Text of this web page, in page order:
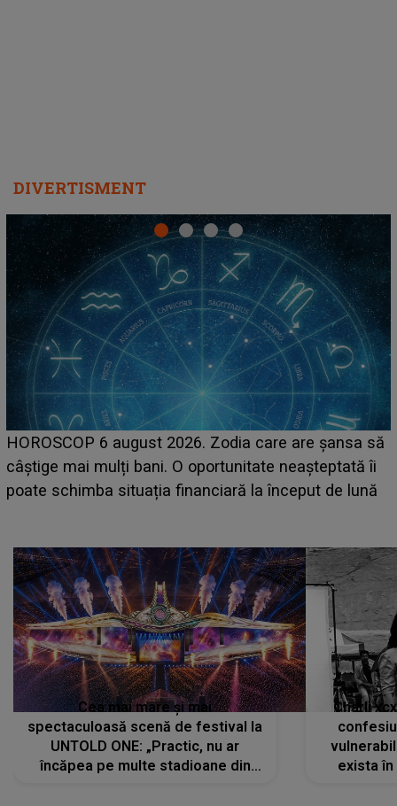
DIVERTISMENT
LINE-UP UNTOLD ONE, prima zi. Cine sunt artiștii
care deschid festivalul și de la ce ore au loc cele mai
așteptate concerte pe scena principală?
Cea mai mare și mai
spectaculoasă scenă de festival la
UNTOLD ONE: „Practic, nu ar
încăpea pe multe stadioane din
Charli
exista